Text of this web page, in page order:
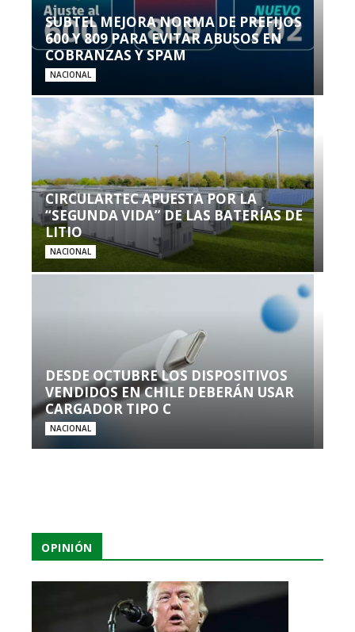
SUBTEL MEJORA NORMA DE PREFIJOS
600 Y 809 PARA EVITAR ABUSOS EN
COBRANZAS Y SPAM
NACIONAL
CIRCULARTEC APUESTA POR LA
“SEGUNDA VIDA” DE LAS BATERÍAS DE
LITIO
NACIONAL
DESDE OCTUBRE LOS DISPOSITIVOS
VENDIDOS EN CHILE DEBERÁN USAR
CARGADOR TIPO C
NACIONAL
OPINIÓN